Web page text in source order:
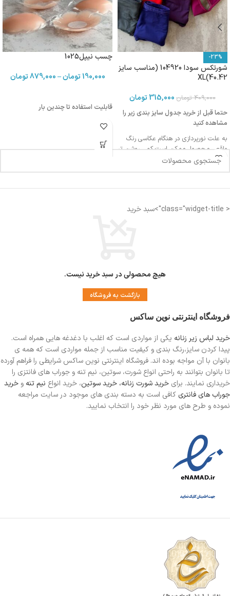
-23%
شورتکس سودا 104920 (مناسب سایز
40.42)XL
409,000 تومان 315,000تومان
حتما قبل از خرید جدول سایز بندی زیر را
مشاهده کنید
به علت نورپردازی در هنگام عکاسی رنگ
واقعی محصول ممکن است کمی روشن تر
یا تیره تر باشد
اندازه فاق : 27-28 سانتی متر
چسب نیپل1025
190,000تومان–
879,000تومان
قابلیت استفاده تا چندین بار
< class="widget-title">سبد خرید
هیچ محصولی در سبد خرید نیست.
بازگشت به فروشگاه
فروشگاه اینترنتی نوین ساکس
خرید لباس زیر زنانه یکی از مواردی است که اغلب با دغدغه هایی همراه است.
پیدا کردن سایز،رنگ بندی و کیفیت مناسب از جمله مواردی است که همه ی
بانوان با آن مواجه بوده اند. فروشگاه اینترنتی نوین ساکس شرایطی را فراهم آورده
تا بانوان بتوانند به راحتی انواع شورت، سوتین، نیم تنه و جوراب های فانتزی را
خریداری نمایند. برای خرید شورت زنانه، خرید سوتین، خرید انواع نیم تنه و خرید
جوراب های فانتری کافی است به دسته بندی های موجود در سایت مراجعه
نموده و طرح های مورد نظر خود را انتخاب نمایید.